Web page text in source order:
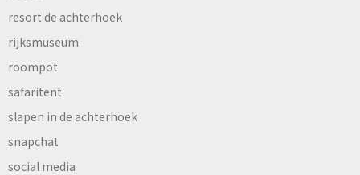
resort de achterhoek
rijksmuseum
roompot
safaritent
slapen in de achterhoek
snapchat
social media